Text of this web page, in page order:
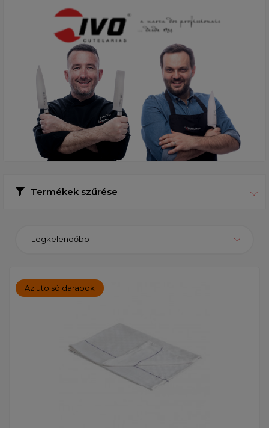
Termékek szűrése
Legkelendőbb
Az utolsó darabok